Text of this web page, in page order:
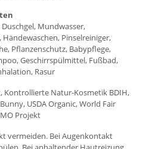
Mundwasser,
Pinselreiniger,
Pflanzenschutz, Babypflege,
Geschirrspülmittel, Fußbad,
Rasur
Kontrollierte Natur-Kosmetik BDIH,
USDA Organic, World Fair
Projekt
vermeiden. Bei Augenkontakt